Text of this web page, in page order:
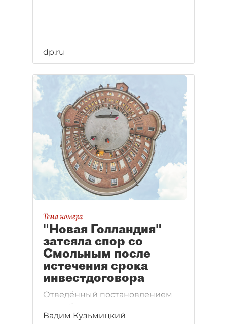
dp.ru
Тема номера
"Новая Голландия"
затеяла спор со
Смольным после
истечения срока
инвестдоговора
Отведённый постановлением
срок на реконструкцию "Новой
Вадим Кузьмицкий